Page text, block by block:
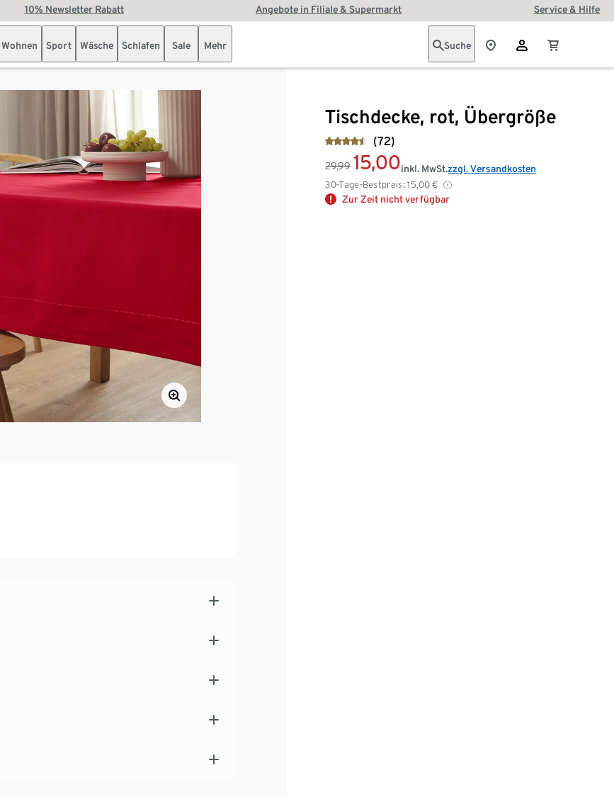
10% Newsletter Rabatt Angebote in Filiale & Supermarkt Service & Hilfe
Wohnen Sport Wäsche Schlafen Sale Mehr Suche
Tischdecke, rot, Übergröße
(72)
29,99 15,00
30-Tage-Bestpreis: 15,00 €
inkl. MwSt.zzgl. Versandkosten
Zur Zeit nicht verfügbar